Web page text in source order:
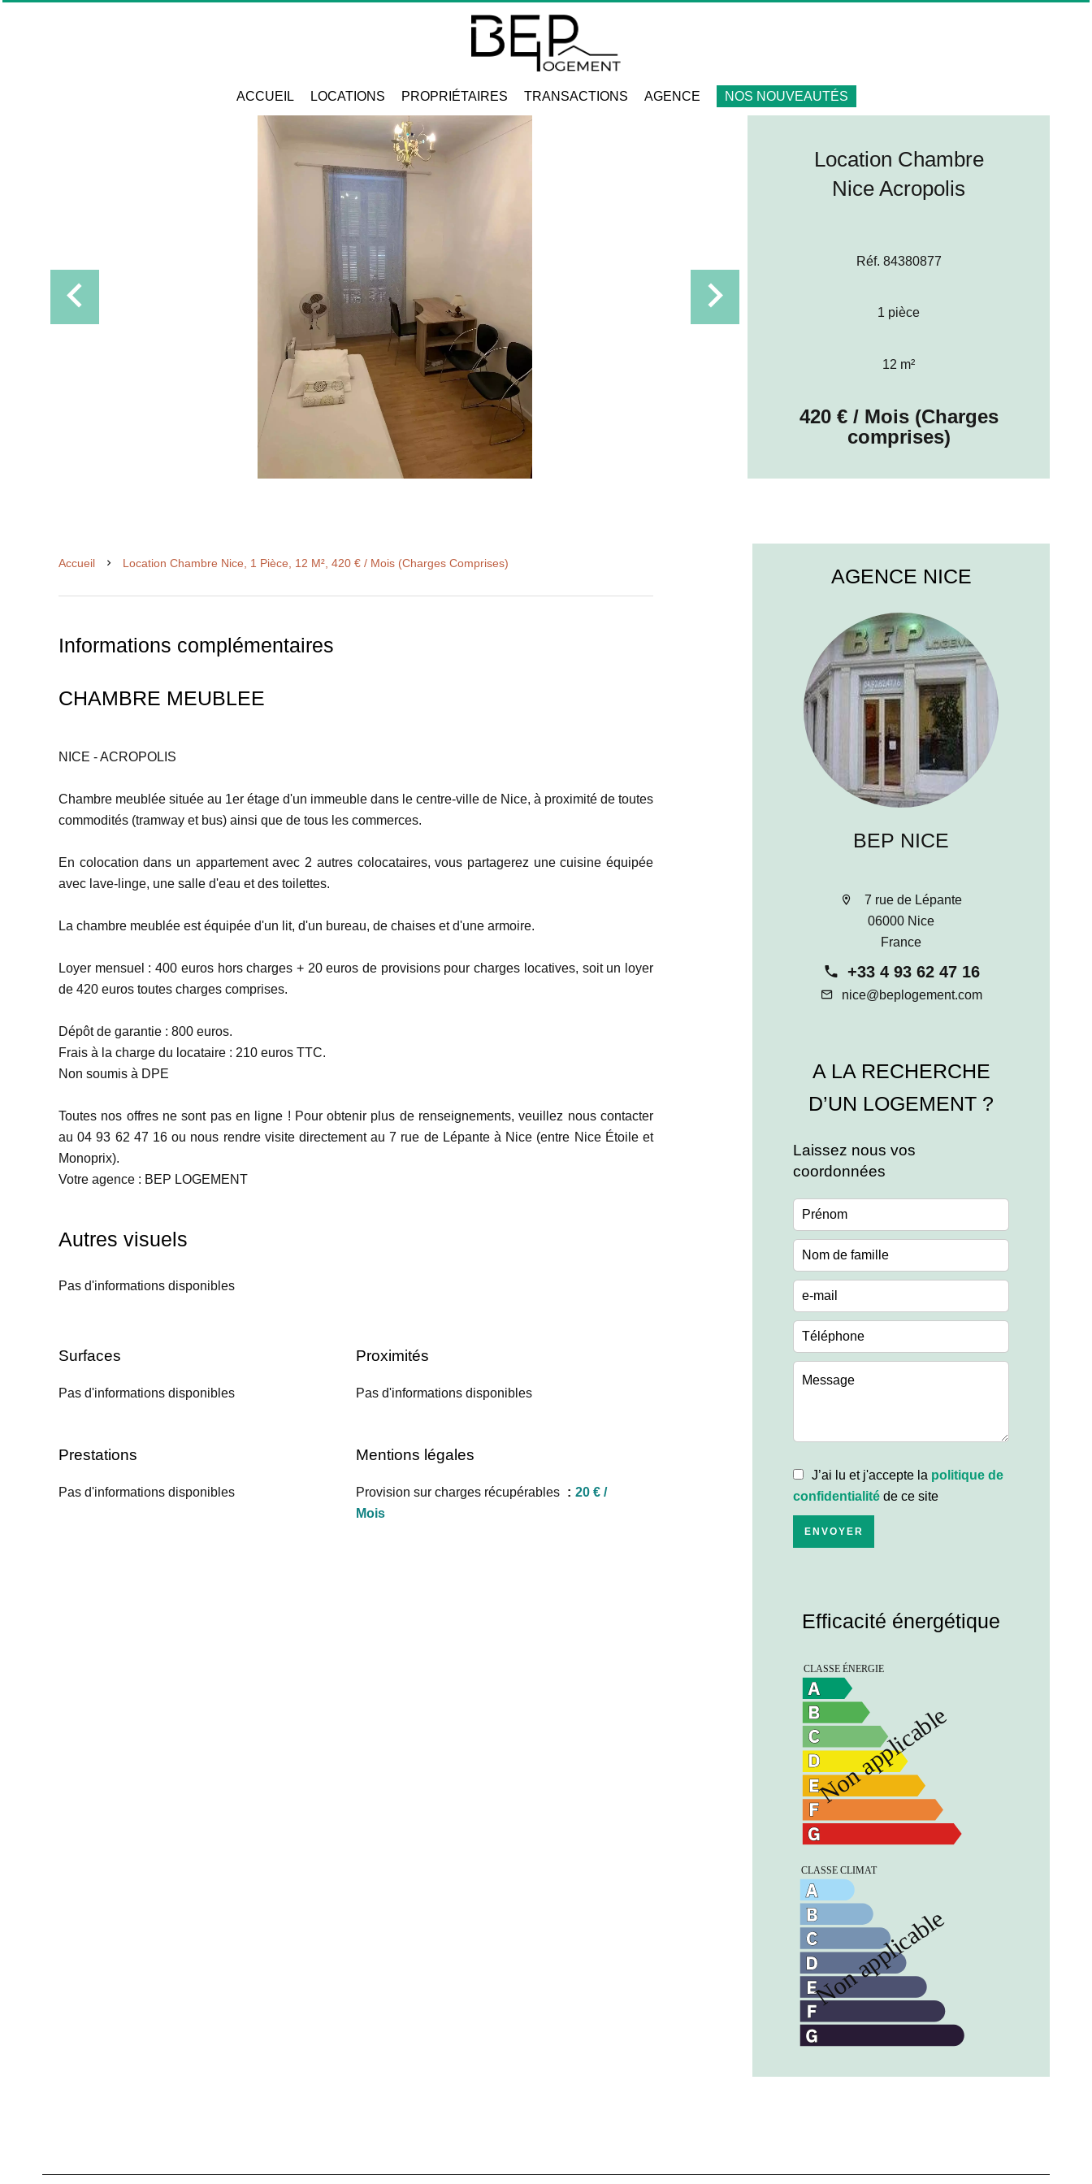
ACCUEIL LOCATIONS PROPRIÉTAIRES TRANSACTIONS AGENCE NOS NOUVEAUTÉS
Location Chambre
Nice Acropolis
Réf. 84380877
1 pièce
12 m²
420 € / Mois (Charges
comprises)
Accueil Location Chambre Nice, 1 Pièce, 12 M², 420 € / Mois (Charges Comprises)
Informations complémentaires
CHAMBRE MEUBLEE
NICE - ACROPOLIS
Chambre meublée située au 1er étage d'un immeuble dans le centre-ville de Nice, à proximité de toutes
commodités (tramway et bus) ainsi que de tous les commerces.
En colocation dans un appartement avec 2 autres colocataires, vous partagerez une cuisine équipée
avec lave-linge, une salle d'eau et des toilettes.
La chambre meublée est équipée d'un lit, d'un bureau, de chaises et d'une armoire.
Loyer mensuel : 400 euros hors charges + 20 euros de provisions pour charges locatives, soit un loyer
de 420 euros toutes charges comprises.
Dépôt de garantie : 800 euros.
Frais à la charge du locataire : 210 euros TTC.
Non soumis à DPE
Toutes nos offres ne sont pas en ligne ! Pour obtenir plus de renseignements, veuillez nous contacter
au 04 93 62 47 16 ou nous rendre visite directement au 7 rue de Lépante à Nice (entre Nice Étoile et
Monoprix).
Votre agence : BEP LOGEMENT
Autres visuels
Pas d'informations disponibles
Surfaces
Pas d'informations disponibles
Proximités
Pas d'informations disponibles
Prestations
Pas d'informations disponibles
Mentions légales
Provision sur charges récupérables
20 € /
Mois
AGENCE NICE
BEP NICE
7 rue de Lépante
06000 Nice
France
+33 4 93 62 47 16
nice@beplogement.com
Laissez nous vos
coordonnées
A LA RECHERCHE
D’UN LOGEMENT ?
J’ai lu et j'accepte la politique de
confidentialité de ce site
ENVOYER
Efficacité énergétique